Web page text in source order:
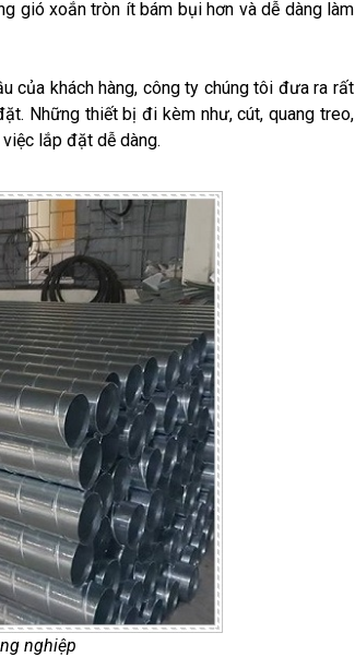
gió xoắn tròn ít bám bụi hơn và dễ dàng làm
của khách hàng, công ty chúng tôi đưa ra rất
Những thiết bị đi kèm như, cút, quang treo,
lắp đặt dễ dàng.
nghiệp